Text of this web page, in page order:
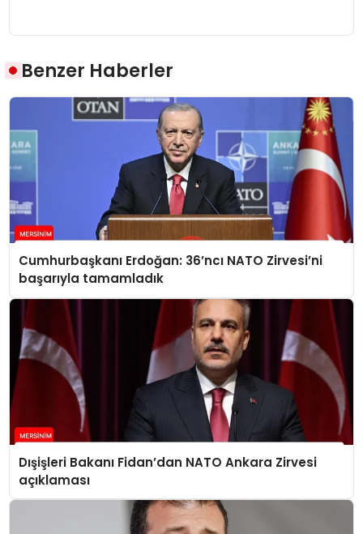
Benzer Haberler
Cumhurbaşkanı Erdoğan: 36’ncı NATO Zirvesi’ni
başarıyla tamamladık
Dışişleri Bakanı Fidan’dan NATO Ankara Zirvesi
açıklaması